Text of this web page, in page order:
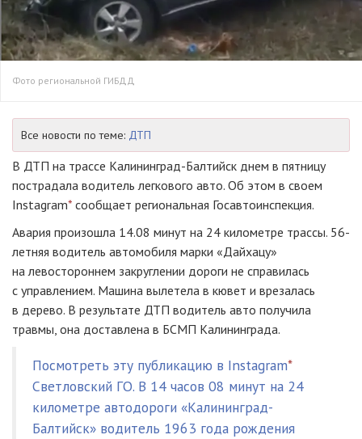
Фото региональной ГИБДД
Все новости по теме: ДТП
В ДТП на трассе Калининград-Балтийск днем в пятницу
пострадала водитель легкового авто. Об этом в своем
Instagram* сообщает региональная Госавтоинспекция.
Авария произошла 14.08 минут на 24 километре трассы. 56-
летняя водитель автомобиля марки «Дайхацу»
на левостороннем закруглении дороги не справилась
с управлением. Машина вылетела в кювет и врезалась
в дерево. В результате ДТП водитель авто получила
травмы, она доставлена в БСМП Калининграда.
Посмотреть эту публикацию в Instagram*
Светловский ГО. В 14 часов 08 минут на 24
километре автодороги «Калининград-
Балтийск» водитель 1963 года рождения